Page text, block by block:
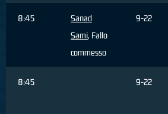
8:45
Sanad
Sami, Fallo
commesso
9-22
8:45 9-22